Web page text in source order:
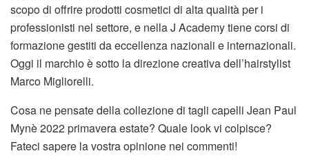
scopo di offrire prodotti cosmetici di alta qualità per i
professionisti nel settore, e nella J Academy tiene corsi di
formazione gestiti da eccellenza nazionali e internazionali.
Oggi il marchio è sotto la direzione creativa dell’hairstylist
Marco Migliorelli.
Cosa ne pensate della collezione di tagli capelli Jean Paul
Mynè 2022 primavera estate? Quale look vi colpisce?
Fateci sapere la vostra opinione nei commenti!